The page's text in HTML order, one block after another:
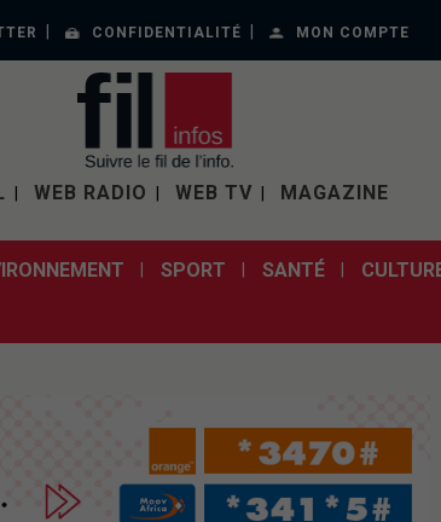
CONFIDENTIALITÉ MON COMPTE
WEB RADIO WEB TV MAGAZINE
SPORT SANTÉ